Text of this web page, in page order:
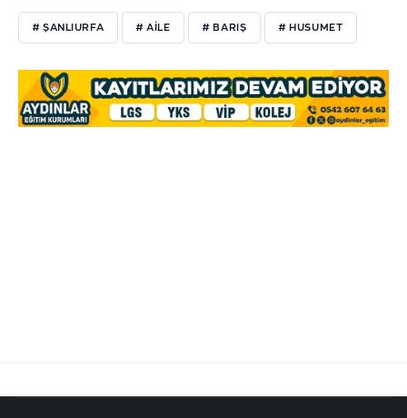
# ŞANLIURFA # AILE # BARIŞ # HUSUMET